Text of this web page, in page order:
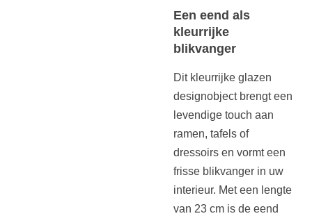
Een eend als
kleurrijke
blikvanger
Dit kleurrijke glazen
designobject brengt een
levendige touch aan
ramen, tafels of
dressoirs en vormt een
frisse blikvanger in uw
interieur. Met een lengte
van 23 cm is de eend